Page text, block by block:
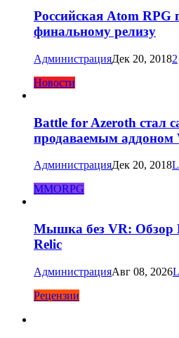
Российская Atom RPG
финальному релизу
АдминистрацияДек 20, 20182
Новости
Battle for Azeroth стал
продаваемым аддоном
АдминистрацияДек 20, 2018
MMORPG
Мышка без VR: Обзор
Relic
АдминистрацияАвг 08, 2026
Рецензии